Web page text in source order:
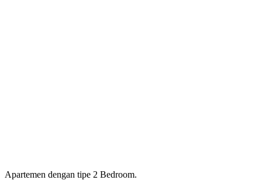
Apartemen dengan tipe 2 Bedroom.